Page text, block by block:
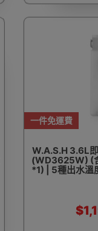
一件免運費
W.A.S.H 3.6L
(WD3625W) (
*1) | 5種出水溫